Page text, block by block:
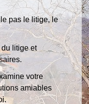
pas le litige, le
litige et
votre
amiables